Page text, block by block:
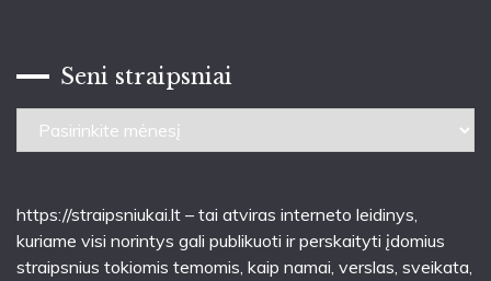
Seni straipsniai
Seni
straipsniai
https://straipsniukai.lt – tai atviras interneto leidinys,
kuriame visi norintys gali publikuoti ir perskaityti įdomius
straipsnius tokiomis temomis, kaip namai, verslas, sveikata,